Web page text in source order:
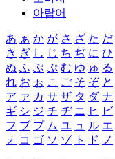
아랍어
あ ぁ か が さ ざ た だ
き ぎ し じ ち ぢ に ひ
ぬ ふ ぶ ぷ む ゆ ゅ る
れ お ぉ こ ご そ ぞ と
ア ァ カ サ ザ タ ダ ナ
ギ シ ジ チ ヂ ニ ヒ ビ
フ ブ プ ム ユ ュ ル エ
ォ コ ゴ ソ ゾ ト ド ノ